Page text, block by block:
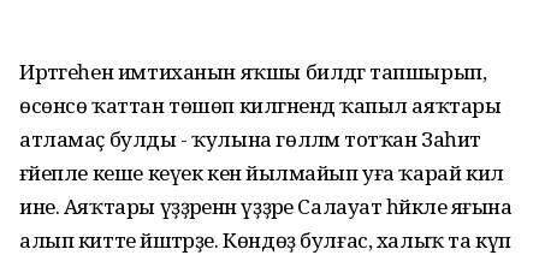
Иртәгеһен имтиханын яҡшы билдәгә тапшырып,
өсөнсө ҡаттан төшөп килгәнендә ҡапыл аяҡтары
атламаҫ булды - ҡулына гөлләмә тотҡан Заһит
ғәйепле кеше кеүек кенә йылмайып уға ҡарай килә
ине. Аяҡтары үҙҙәренән үҙҙәре Салауат һәйкәле яғына
алып китте йәштәрҙе. Көндөҙ булғас, халыҡ та күп